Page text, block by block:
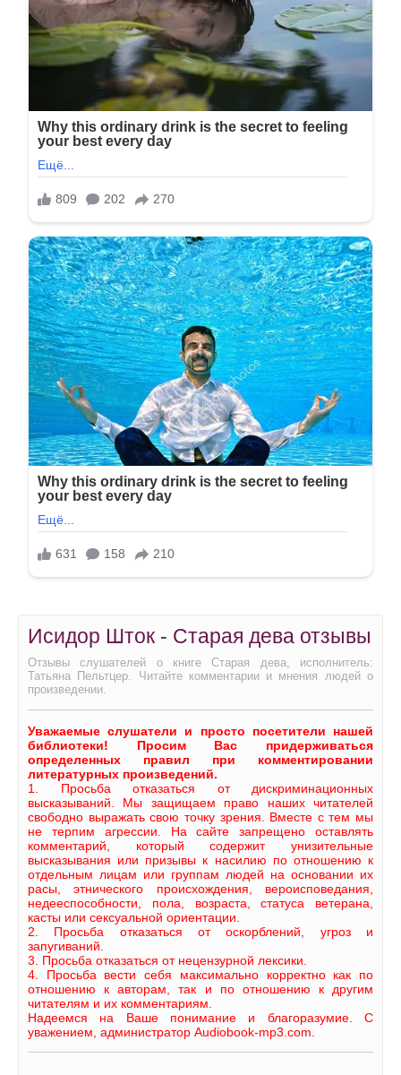
Исидор Шток - Старая дева отзывы
Отзывы слушателей о книге Старая дева, исполнитель:
Татьяна Пельтцер. Читайте комментарии и мнения людей о
произведении.
Уважаемые слушатели и просто посетители нашей
библиотеки! Просим Вас придерживаться
определенных правил при комментировании
литературных произведений.
1. Просьба отказаться от дискриминационных
высказываний. Мы защищаем право наших читателей
свободно выражать свою точку зрения. Вместе с тем мы
не терпим агрессии. На сайте запрещено оставлять
комментарий, который содержит унизительные
высказывания или призывы к насилию по отношению к
отдельным лицам или группам людей на основании их
расы, этнического происхождения, вероисповедания,
недееспособности, пола, возраста, статуса ветерана,
касты или сексуальной ориентации.
2. Просьба отказаться от оскорблений, угроз и
запугиваний.
3. Просьба отказаться от нецензурной лексики.
4. Просьба вести себя максимально корректно как по
отношению к авторам, так и по отношению к другим
читателям и их комментариям.
Надеемся на Ваше понимание и благоразумие. С
уважением, администратор Audiobook-mp3.com.